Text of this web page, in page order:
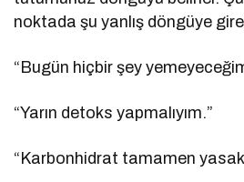
noktada şu yanlış döngüye
“Bugün hiçbir şey
“Yarın detoks yapmalıyım.”
“Karbonhidrat tamamen